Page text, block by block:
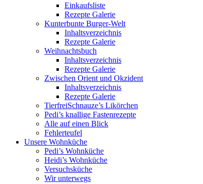
Einkaufsliste
Rezepte Galerie
Kunterbunte Burger-Welt
Inhaltsverzeichnis
Rezepte Galerie
Weihnachtsbuch
Inhaltsverzeichnis
Rezepte Galerie
Zwischen Orient und Okzident
Inhaltsverzeichnis
Rezepte Galerie
TierfreiSchnauze’s Likörchen
Pedi’s knallige Fastenrezepte
Alle auf einen Blick
Fehlerteufel
Unsere Wohnküche
Pedi’s Wohnküche
Heidi’s Wohnküche
Versuchsküche
Wir unterwegs